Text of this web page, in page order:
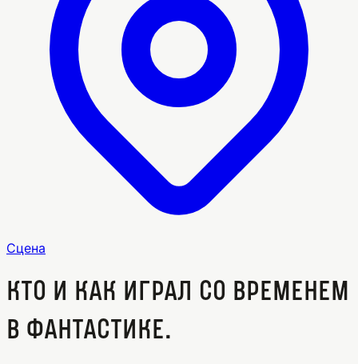
Сцена
Кто и как играл со временем
в фантастике.